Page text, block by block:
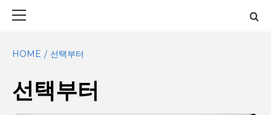
HOME 선택부터
선택부터